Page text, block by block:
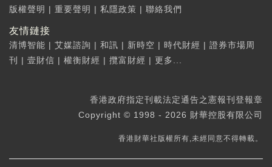
版權聲明 | 重要聲明 | 私隱政策 | 聯絡我們
友情鏈接
清博智能 | 艾媒諮詢 | 和訊 | 新時空 | 時代財經 | 證券市場周
刊
| 壹財信 | 權衡財經 | 攬富財經 | 更多...
香港政府指定刊載法定通告之憲報刊登報章
Copyright © 1998 - 2026 財華控股有限公司
香港財華社版權所有,未經同意不得轉載。